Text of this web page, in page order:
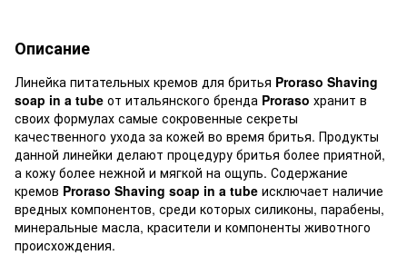
Описание
Линейка питательных кремов для бритья Proraso Shaving
soap in a tube от итальянского бренда Proraso хранит в
своих формулах самые сокровенные секреты
качественного ухода за кожей во время бритья. Продукты
данной линейки делают процедуру бритья более приятной,
а кожу более нежной и мягкой на ощупь. Содержание
кремов Proraso Shaving soap in a tube исключает наличие
вредных компонентов, среди которых силиконы, парабены,
минеральные масла, красители и компоненты животного
происхождения.